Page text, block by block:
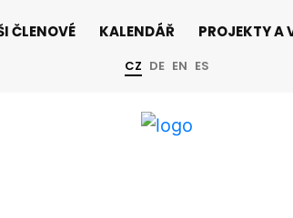
ČLENOVÉ KALENDÁŘ PROJEKTY A
CZ DE EN ES